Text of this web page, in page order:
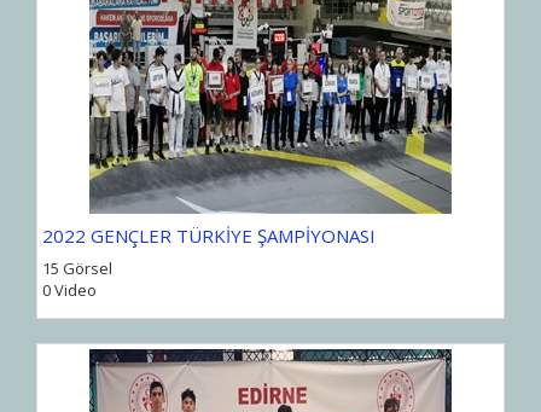
2022 GENÇLER TÜRKİYE ŞAMPİYONASI
15 Görsel
0 Video